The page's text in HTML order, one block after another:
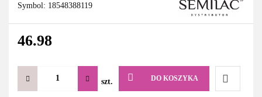
Symbol: 18548388119
46.98
szt. DO KOSZYKA